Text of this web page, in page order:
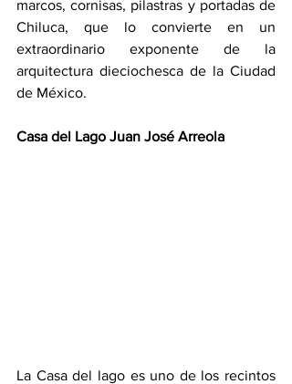
marcos, cornisas, pilastras y portadas de
Chiluca, que lo convierte en un
extraordinario exponente de la
arquitectura dieciochesca de la Ciudad
de México.
Casa del Lago Juan José Arreola
La Casa del lago es uno de los recintos